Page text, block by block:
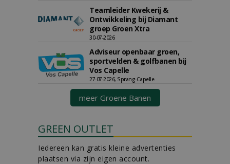
Teamleider Kwekerij &
Ontwikkeling bij Diamant
groep Groen Xtra
30-07-2026
Adviseur openbaar groen,
sportvelden & golfbanen bij
Vos Capelle
27-07-2026, Sprang-Capelle
meer Groene Banen
GREEN OUTLET
Iedereen kan gratis kleine advertenties
plaatsen via zijn eigen account.